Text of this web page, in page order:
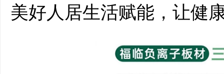
美好人居生活赋能，让健